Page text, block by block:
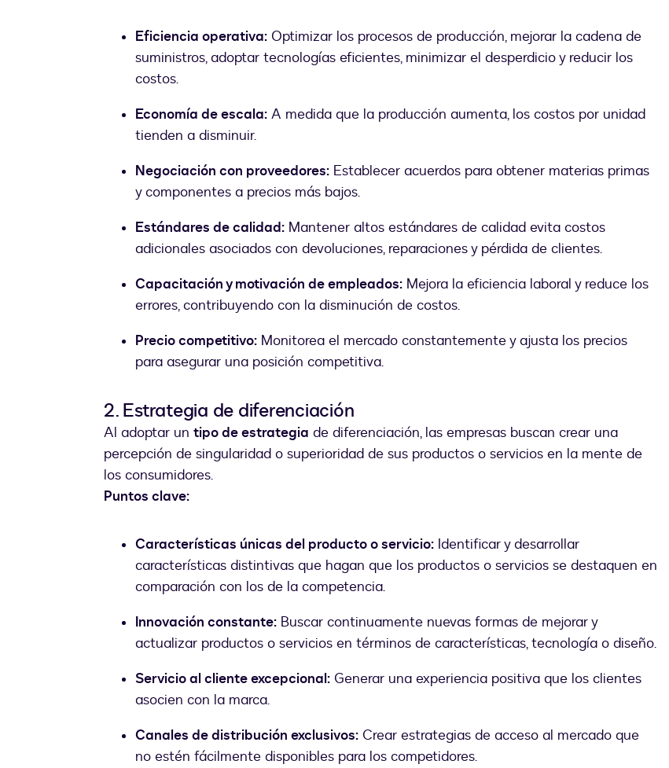
Eficiencia operativa: Optimizar los procesos de producción, mejorar la cadena de
suministros, adoptar tecnologías eficientes, minimizar el desperdicio y reducir los
costos.
Economía de escala: A medida que la producción aumenta, los costos por unidad
tienden a disminuir.
Negociación con proveedores: Establecer acuerdos para obtener materias primas
y componentes a precios más bajos.
Estándares de calidad: Mantener altos estándares de calidad evita costos
adicionales asociados con devoluciones, reparaciones y pérdida de clientes.
Capacitación y motivación de empleados: Mejora la eficiencia laboral y reduce los
errores, contribuyendo con la disminución de costos.
Precio competitivo: Monitorea el mercado constantemente y ajusta los precios
para asegurar una posición competitiva.
2. Estrategia de diferenciación
Al adoptar un tipo de estrategia de diferenciación, las empresas buscan crear una
percepción de singularidad o superioridad de sus productos o servicios en la mente de
los consumidores.
Puntos clave:
Características únicas del producto o servicio: Identificar y desarrollar
características distintivas que hagan que los productos o servicios se destaquen en
comparación con los de la competencia.
Innovación constante: Buscar continuamente nuevas formas de mejorar y
actualizar productos o servicios en términos de características, tecnología o diseño.
Servicio al cliente excepcional: Generar una experiencia positiva que los clientes
asocien con la marca.
Canales de distribución exclusivos: Crear estrategias de acceso al mercado que
no estén fácilmente disponibles para los competidores.